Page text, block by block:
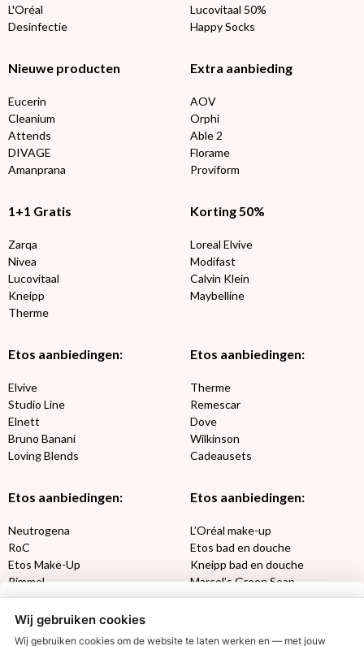
L'Oréal
Desinfectie
Lucovitaal 50%
Happy Socks
Nieuwe producten
Eucerin
Cleanium
Attends
DIVAGE
Amanprana
Extra aanbieding
AOV
Orphi
Able 2
Florame
Proviform
1+1 Gratis
Zarqa
Nivea
Lucovitaal
Kneipp
Therme
Korting 50%
Loreal Elvive
Modifast
Calvin Klein
Maybelline
Etos aanbiedingen:
Elvive
Studio Line
Elnett
Bruno Banani
Loving Blends
Etos aanbiedingen:
Therme
Remescar
Dove
Wilkinson
Cadeausets
Etos aanbiedingen:
Neutrogena
RoC
Etos Make-Up
Rimmel
Max Factor
Etos aanbiedingen:
L’Oréal make-up
Etos bad en douche
Kneipp bad en douche
Marcel’s Green Soap
Oral-B
Etos aanbiedingen: DETOXEN
Wij gebruiken cookies
Wij gebruiken cookies om de website te laten werken en — met jouw